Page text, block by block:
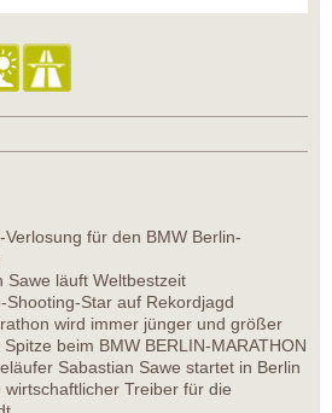
Verlosung für den BMW Berlin-
Sawe läuft Weltbestzeit
Shooting-Star auf Rekordjagd
wird immer jünger und größer
beim BMW BERLIN-MARATHON
Sabastian Sawe startet in Berlin
wirtschaftlicher Treiber für die